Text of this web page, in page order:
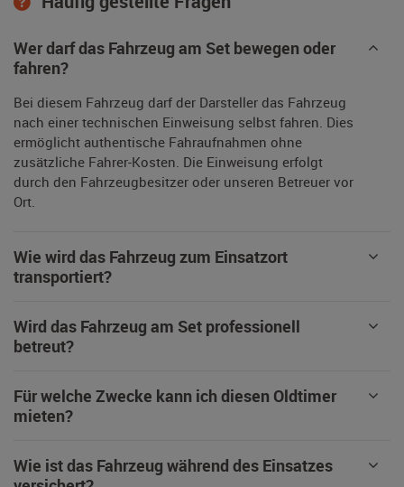
Wer darf das Fahrzeug am Set bewegen oder
fahren?
Bei diesem Fahrzeug darf der Darsteller das Fahrzeug
nach einer technischen Einweisung selbst fahren. Dies
ermöglicht authentische Fahraufnahmen ohne
zusätzliche Fahrer-Kosten. Die Einweisung erfolgt
durch den Fahrzeugbesitzer oder unseren Betreuer vor
Ort.
Wie wird das Fahrzeug zum Einsatzort
transportiert?
Wird das Fahrzeug am Set professionell
betreut?
Für welche Zwecke kann ich diesen Oldtimer
mieten?
Wie ist das Fahrzeug während des Einsatzes